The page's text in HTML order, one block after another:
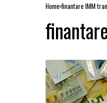
Home finantare IMM